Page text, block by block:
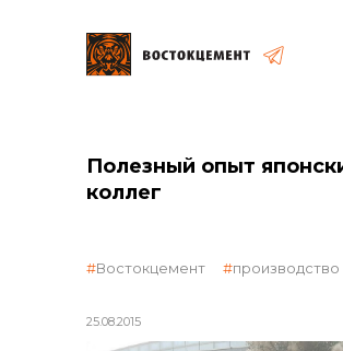
общая информация
Полезный опыт
коллег
25.08.2015
Востокцемент производство